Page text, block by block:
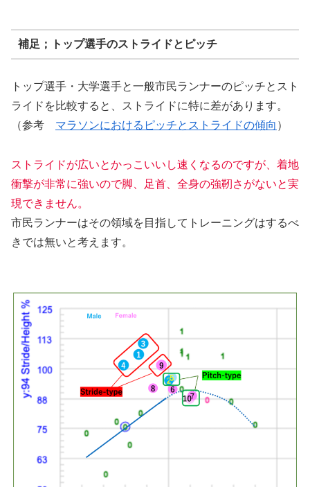
補足；トップ選手のストライドとピッチ
トップ選手・大学選手と一般市民ランナーのピッチとスト
ライドを比較すると、ストライドに特に差があります。
（参考 マラソンにおけるピッチとストライドの傾向 ）
ストライドが広いとかっこいいし速くなるのですが、着地
衝撃が非常に強いので脚、足首、全身の強靭さがないと実
現できません。
市民ランナーはその領域を目指してトレーニングはするべ
きでは無いと考えます。